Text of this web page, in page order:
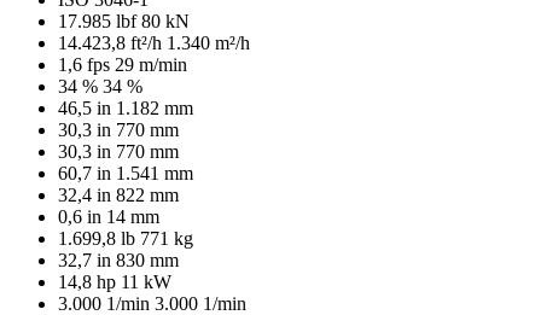
17.985 lbf80 kN
14.423,8 ft²/h 1.340 m²/h
1,6 fps 29 m/min
34 % 34 %
46,5 in 1.182 mm
30,3 in 770 mm
30,3 in 770 mm
60,7 in 1.541 mm
32,4 in 822 mm
0,6 in 14 mm
1.699,8 lb 771 kg
32,7 in 830 mm
14,8 hp 11 kW
3.000 1/min 3.000 1/min